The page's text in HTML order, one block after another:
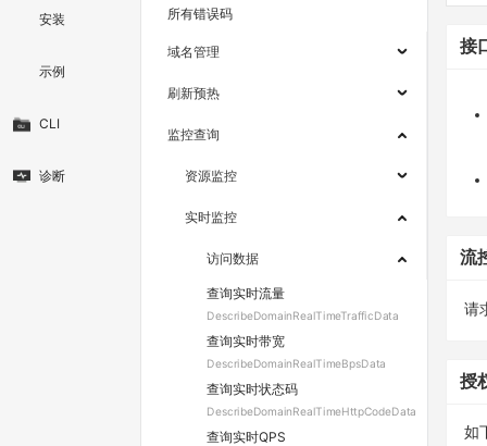
安装
示例
CLI
诊断
所有错误码
域名管理
刷新预热
监控查询
资源监控
实时监控
访问数据
查询实时流量
DescribeDomainRealTimeTrafficData
查询实时带宽
DescribeDomainRealTimeBpsData
查询实时状态码
DescribeDomainRealTimeHttpCodeData
查询实时QPS
接
流
请
授
如